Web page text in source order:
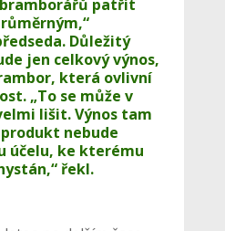
patřit
Důležitý
jen celkový výnos,
která ovlivní
„To se může v
lišit. Výnos tam
nebude
účelu, ke kterému
řekl.